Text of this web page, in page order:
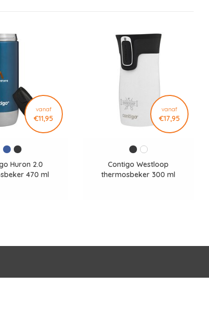
vanaf
€11,95
Huron 2.0
470 ml
vanaf
€17,95
Contigo Westloop
thermosbeker 300 ml